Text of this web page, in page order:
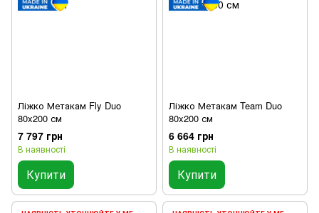
Ліжко Метакам Fly Duo
80x200 см
7 797 грн
В наявності
Купити
Ліжко Метакам Team Duo
80x200 см
6 664 грн
В наявності
Купити